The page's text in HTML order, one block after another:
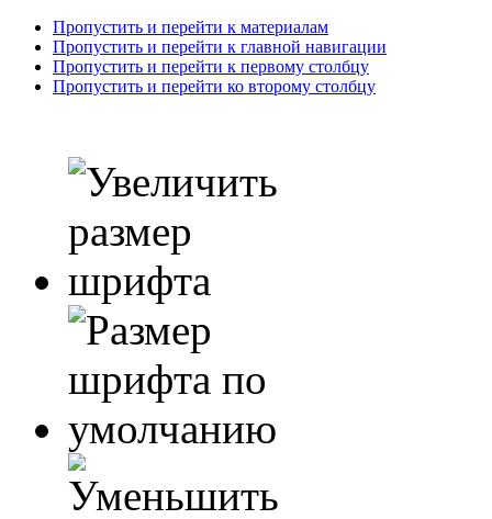
Пропустить и перейти к материалам
Пропустить и перейти к главной навигации
Пропустить и перейти к первому столбцу
Пропустить и перейти ко второму столбцу